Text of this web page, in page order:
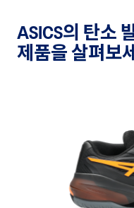
ASICS의 탄소
제품을 살펴보